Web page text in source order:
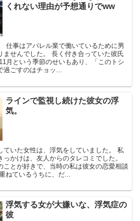
くれない理由が予想通りでww
仕事はアパレル業で働いているために男
ませんでした。 長く付き合っていた彼氏
月という季節のせいもあり、「このトシ
過ごすのはチョッ...
ラインで監視し続けた彼女の浮
気。
ていた女性は、浮気をしていました。 私
かけは、友人からのタレコミでした。
ことが好きで、当時の私は彼女の恋愛相談
ねているうちに、だ...
浮気する女が大嫌いな、浮気症の
彼